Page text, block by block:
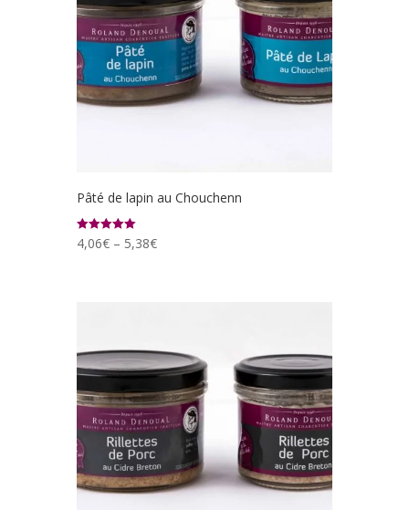
Pâté de lapin au Chouchenn
Note
5.00
4,06€ – 5,38€